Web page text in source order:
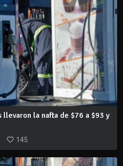
llevaron la nafta de $76 a $93 y
145